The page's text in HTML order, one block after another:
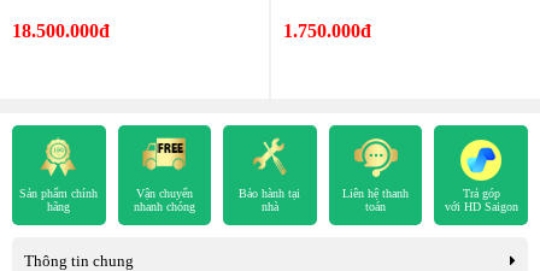
18.500.000đ 1.750.000đ
Sản phẩm chính
hãng
Vận chuyển
nhanh chóng
Bảo hành tại
nhà
Liên hệ thanh
toán
Trả góp
với HD Saigon
Thông tin chung